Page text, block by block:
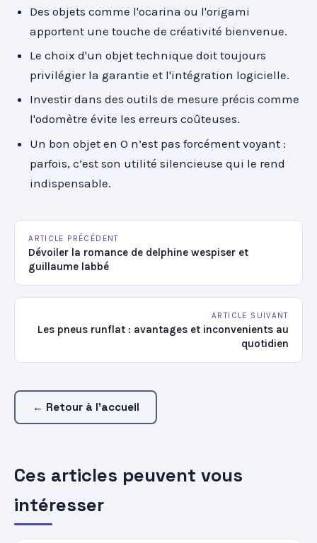
Des objets comme l'ocarina ou l'origami
apportent une touche de créativité bienvenue.
Le choix d'un objet technique doit toujours
privilégier la garantie et l'intégration logicielle.
Investir dans des outils de mesure précis comme
l'odomètre évite les erreurs coûteuses.
Un bon objet en O n’est pas forcément voyant :
parfois, c’est son utilité silencieuse qui le rend
indispensable.
ARTICLE PRÉCÉDENT
Dévoiler la romance de delphine wespiser et
guillaume labbé
ARTICLE SUIVANT
Les pneus runflat : avantages et inconvenients au
quotidien
← Retour à l'accueil
Ces articles peuvent vous
intéresser